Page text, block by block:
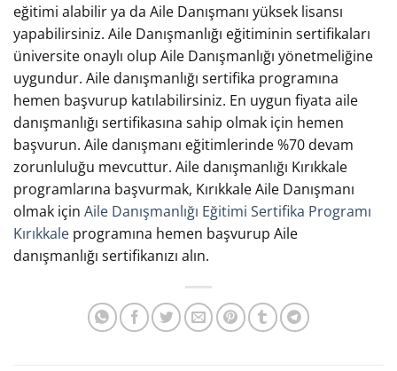
eğitimi alabilir ya da Aile Danışmanı yüksek lisansı
yapabilirsiniz. Aile Danışmanlığı eğitiminin sertifikaları
üniversite onaylı olup Aile Danışmanlığı yönetmeliğine
uygundur. Aile danışmanlığı sertifika programına
hemen başvurup katılabilirsiniz. En uygun fiyata aile
danışmanlığı sertifikasına sahip olmak için hemen
başvurun. Aile danışmanı eğitimlerinde %70 devam
zorunluluğu mevcuttur. Aile danışmanlığı Kırıkkale
programlarına başvurmak, Kırıkkale Aile Danışmanı
olmak için Aile Danışmanlığı Eğitimi Sertifika Programı
Kırıkkale programına hemen başvurup Aile
danışmanlığı sertifikanızı alın.